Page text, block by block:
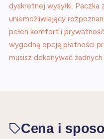
dyskretnej wysyłki.
uniemożliwiający
pełen komfort i
wygodną opcję płatności
musisz dokonywać
Cena i